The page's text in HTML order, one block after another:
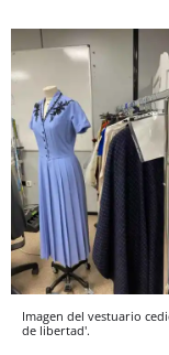
Imagen del vestuario
de libertad'.